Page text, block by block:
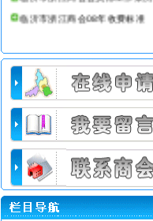
临沂市浙江商会08年收费标准